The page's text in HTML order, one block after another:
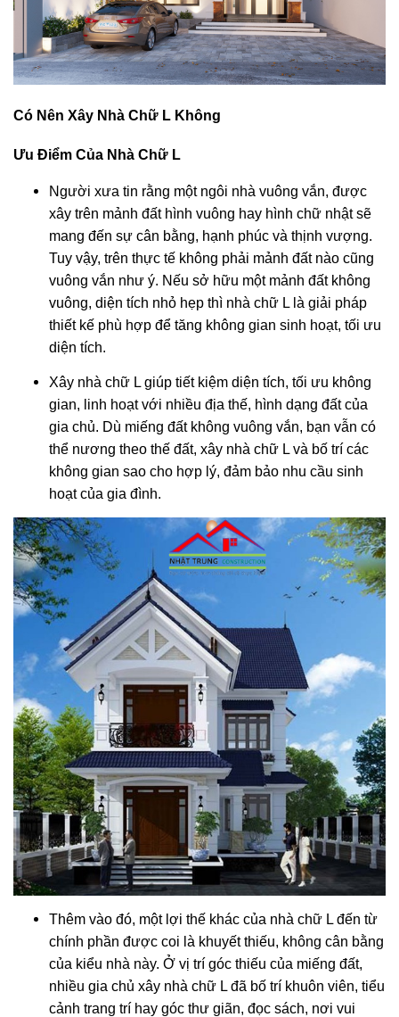
Có Nên Xây Nhà Chữ L Không
Ưu Điểm Của Nhà Chữ L
Người xưa tin rằng một ngôi nhà vuông vắn, được
xây trên mảnh đất hình vuông hay hình chữ nhật sẽ
mang đến sự cân bằng, hạnh phúc và thịnh vượng.
Tuy vậy, trên thực tế không phải mảnh đất nào cũng
vuông vắn như ý. Nếu sở hữu một mảnh đất không
vuông, diện tích nhỏ hẹp thì nhà chữ L là giải pháp
thiết kế phù hợp để tăng không gian sinh hoạt, tối ưu
diện tích.
Xây nhà chữ L giúp tiết kiệm diện tích, tối ưu không
gian, linh hoạt với nhiều địa thế, hình dạng đất của
gia chủ. Dù miếng đất không vuông vắn, bạn vẫn có
thể nương theo thế đất, xây nhà chữ L và bố trí các
không gian sao cho hợp lý, đảm bảo nhu cầu sinh
hoạt của gia đình.
Thêm vào đó, một lợi thế khác của nhà chữ L đến từ
chính phần được coi là khuyết thiếu, không cân bằng
của kiểu nhà này. Ở vị trí góc thiếu của miếng đất,
nhiều gia chủ xây nhà chữ L đã bố trí khuôn viên, tiểu
cảnh trang trí hay góc thư giãn, đọc sách, nơi vui